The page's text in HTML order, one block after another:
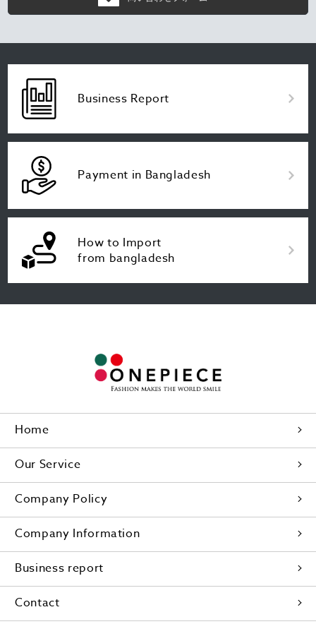
Business Report
Payment in Bangladesh
How to Import
from bangladesh
Home
Our Service
Company Policy
Company Information
Business report
Contact